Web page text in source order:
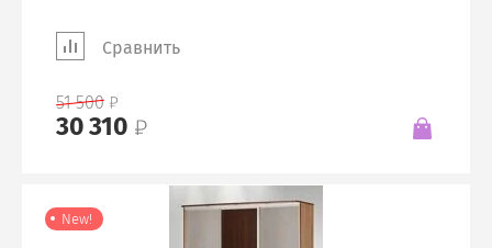
Сравнить
51 500
30 310
New!